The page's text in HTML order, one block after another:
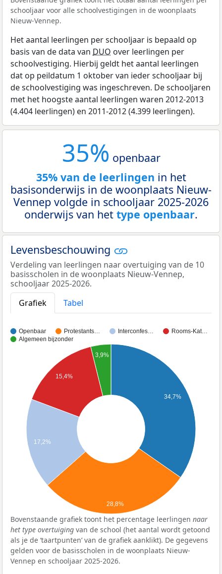
schooljaar voor alle schoolvestigingen in de woonplaats
Nieuw-Vennep.
Het aantal leerlingen per schooljaar is bepaald op
basis van de data van DUO over leerlingen per
schoolvestiging. Hierbij geldt het aantal leerlingen
dat op peildatum 1 oktober van ieder schooljaar bij
de schoolvestiging was ingeschreven. De schooljaren
met het hoogste aantal leerlingen waren 2012-2013
(4.404 leerlingen) en 2011-2012 (4.399 leerlingen).
35% openbaar
35% van de leerlingen in het
basisonderwijs in de woonplaats Nieuw-
Vennep volgde in schooljaar 2025-2026
onderwijs van het type openbaar.
Levensbeschouwing
Verdeling van leerlingen naar overtuiging van de 10
basisscholen in de woonplaats Nieuw-Vennep,
schooljaar 2025-2026.
Grafiek
Tabel
Openbaar Protestants… Interconfes…
Rooms-Kat…
Algemeen bijzonder
34,7%
3,9%
15,4%
17,2%
28,8%
Bovenstaande grafiek toont het percentage leerlingen naar
het type overtuiging van de school (het aantal wordt getoond
als je de ‘taartpunten’ van de grafiek aanklikt). De gegevens
gelden voor de basisscholen in de woonplaats Nieuw-
Vennep en schooljaar 2025-2026.